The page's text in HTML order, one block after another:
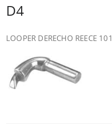
D4
LOOPER DERECHO REECE 101